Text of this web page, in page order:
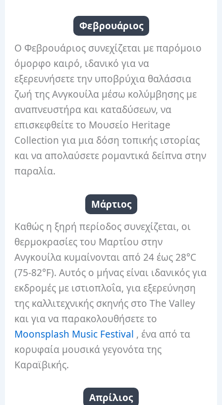
Φεβρουάριος
Ο Φεβρουάριος συνεχίζεται με παρόμοιο
όμορφο καιρό, ιδανικό για να
εξερευνήσετε την υποβρύχια θαλάσσια
ζωή της Ανγκουίλα μέσω κολύμβησης με
αναπνευστήρα και καταδύσεων, να
επισκεφθείτε το Μουσείο Heritage
Collection για μια δόση τοπικής ιστορίας
και να απολαύσετε ρομαντικά δείπνα στην
παραλία.
Μάρτιος
Καθώς η ξηρή περίοδος συνεχίζεται, οι
θερμοκρασίες του Μαρτίου στην
Ανγκουίλα κυμαίνονται από 24 έως 28°C
(75-82°F). Αυτός ο μήνας είναι ιδανικός για
εκδρομές με ιστιοπλοΐα, για εξερεύνηση
της καλλιτεχνικής σκηνής στο The Valley
και για να παρακολουθήσετε το
Moonsplash Music Festival , ένα από τα
κορυφαία μουσικά γεγονότα της
Καραϊβικής.
Απρίλιος